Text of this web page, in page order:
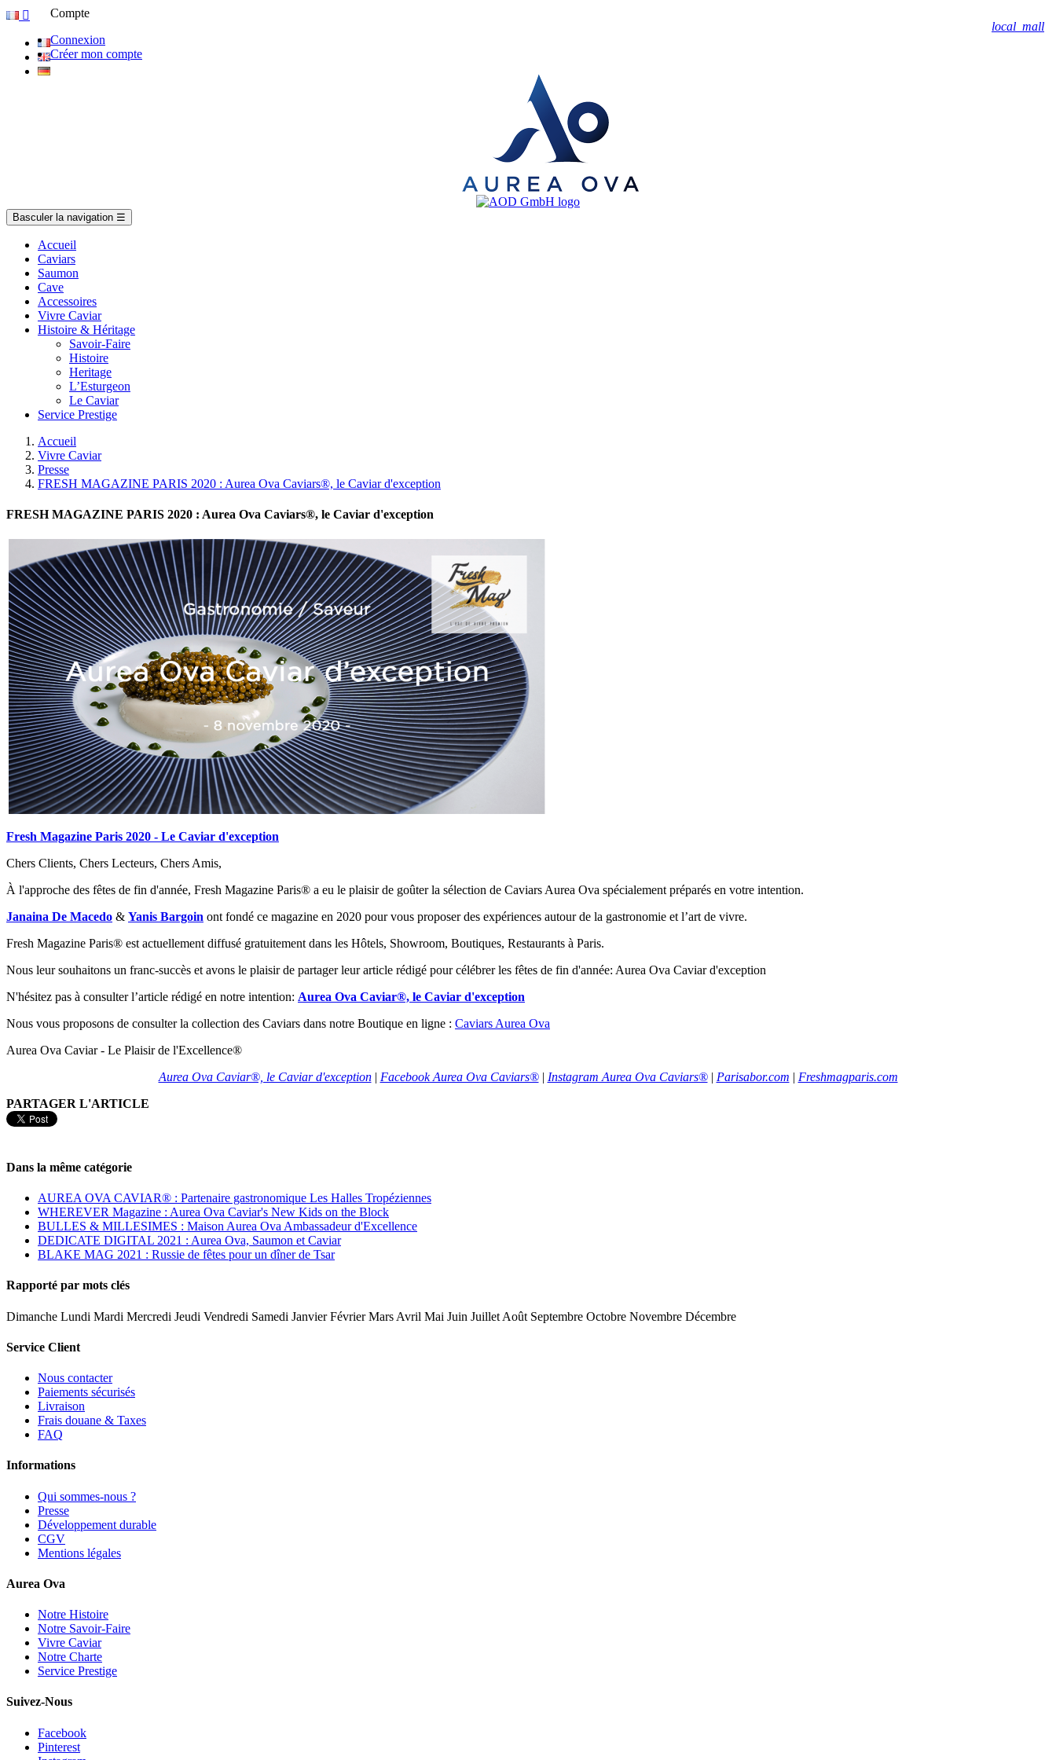

Compte
Connexion
Créer mon compte
Basculer la navigation ☰
Accueil
Caviars
Saumon
Cave
Accessoires
Vivre Caviar
Histoire & Héritage
Savoir-Faire
Histoire
Heritage
L’Esturgeon
Le Caviar
Service Prestige
Accueil
Vivre Caviar
Presse
FRESH MAGAZINE PARIS 2020 : Aurea Ova Caviars®, le Caviar d'exception
FRESH MAGAZINE PARIS 2020 : Aurea Ova Caviars®, le Caviar d'exception
Fresh Magazine Paris 2020 - Le Caviar d'exception
Chers Clients, Chers Lecteurs, Chers Amis,
À l'approche des fêtes de fin d'année, Fresh Magazine Paris® a eu le plaisir de goûter la sélection de Caviars Aurea Ova spécialement préparés en votre intention.
Janaina De Macedo & Yanis Bargoin ont fondé ce magazine en 2020 pour vous proposer des expériences autour de la gastronomie et l’art de vivre.
Fresh Magazine Paris® est actuellement diffusé gratuitement dans les Hôtels, Showroom, Boutiques, Restaurants à Paris.
Nous leur souhaitons un franc-succès et avons le plaisir de partager leur article rédigé pour célébrer les fêtes de fin d'année: Aurea Ova Caviar d'exception
N'hésitez pas à consulter l’article rédigé en notre intention: Aurea Ova Caviar®, le Caviar d'exception
Nous vous proposons de consulter la collection des Caviars dans notre Boutique en ligne : Caviars Aurea Ova
Aurea Ova Caviar - Le Plaisir de l'Excellence®
Aurea Ova Caviar®, le Caviar d'exception | Facebook Aurea Ova Caviars®| Instagram Aurea Ova Caviars® | Parisabor.com | Freshmagparis.com
PARTAGER L'ARTICLE
Dans la même catégorie
AUREA OVA CAVIAR® : Partenaire gastronomique Les Halles Tropéziennes
WHEREVER Magazine : Aurea Ova Caviar's New Kids on the Block
BULLES & MILLESIMES : Maison Aurea Ova Ambassadeur d'Excellence
DEDICATE DIGITAL 2021 : Aurea Ova, Saumon et Caviar
BLAKE MAG 2021 : Russie de fêtes pour un dîner de Tsar
Rapporté par mots clés
Dimanche Lundi Mardi Mercredi Jeudi Vendredi Samedi Janvier Février Mars Avril Mai Juin Juillet Août Septembre Octobre Novembre Décembre
Service Client
Nous contacter
Paiements sécurisés
Livraison
Frais douane & Taxes
FAQ
Informations
Qui sommes-nous ?
Presse
Développement durable
CGV
Mentions légales
Aurea Ova
Notre Histoire
Notre Savoir-Faire
Vivre Caviar
Notre Charte
Service Prestige
Suivez-Nous
Facebook
Pinterest
local_mall